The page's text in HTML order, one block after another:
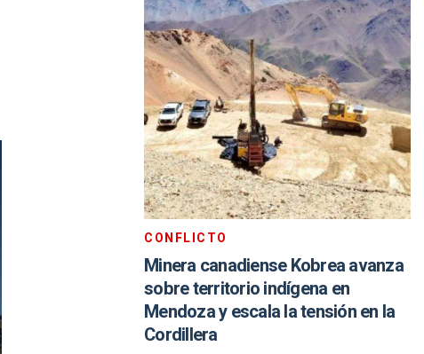
CONFLICTO
Minera canadiense Kobrea avanza
sobre territorio indígena en
Mendoza y escala la tensión en la
Cordillera